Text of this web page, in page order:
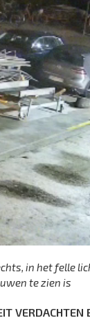
in het felle
te zien is
VERDACHTEN